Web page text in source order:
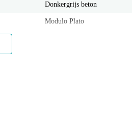
Donkergrijs beton
Modulo Plato